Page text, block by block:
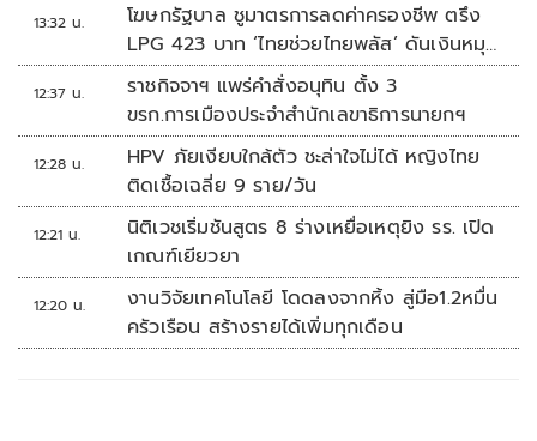
13:32 น.
โฆษกรัฐบาล ชูมาตรการลดค่าครองชีพ ตรึง
LPG 423 บาท ‘ไทยช่วยไทยพลัส’ ดันเงินหมุน
แสนล้าน
12:37 น.
ราชกิจจาฯ แพร่คำสั่งอนุทิน ตั้ง 3
ขรก.การเมืองประจำสำนักเลขาธิการนายกฯ
12:28 น.
HPV ภัยเงียบใกล้ตัว ชะล่าใจไม่ได้ หญิงไทย
ติดเชื้อเฉลี่ย 9 ราย/วัน
12:21 น.
นิติเวชเริ่มชันสูตร 8 ร่างเหยื่อเหตุยิง รร. เปิด
เกณฑ์เยียวยา
12:20 น.
งานวิจัยเทคโนโลยี โดดลงจากหิ้ง สู่มือ1.2หมื่น
ครัวเรือน สร้างรายได้เพิ่มทุกเดือน